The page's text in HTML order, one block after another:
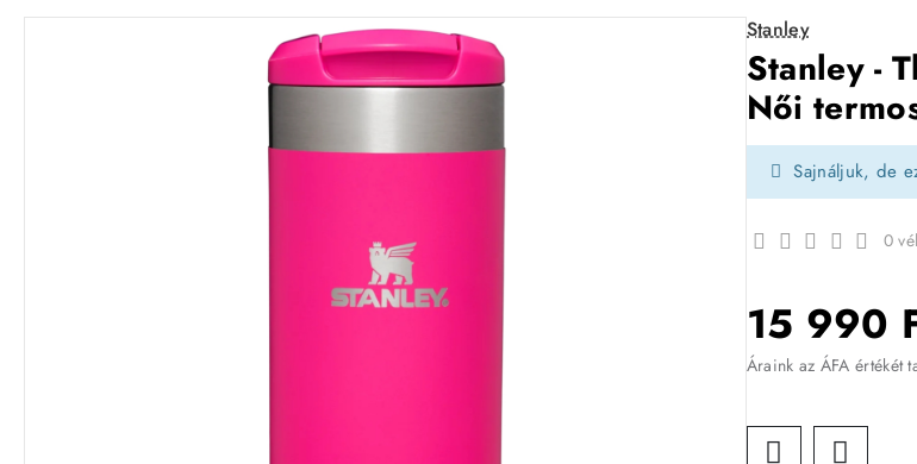
Stanley
Stanley -
Női
Sajnáljuk, de
0
15 990
Áraink az ÁFA értékét